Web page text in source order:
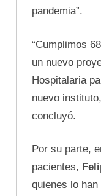
pandemia”.
“Cumplimos
un nuevo
Hospitalaria
nuevo
concluyó.
Por su parte,
pacientes,
quienes lo